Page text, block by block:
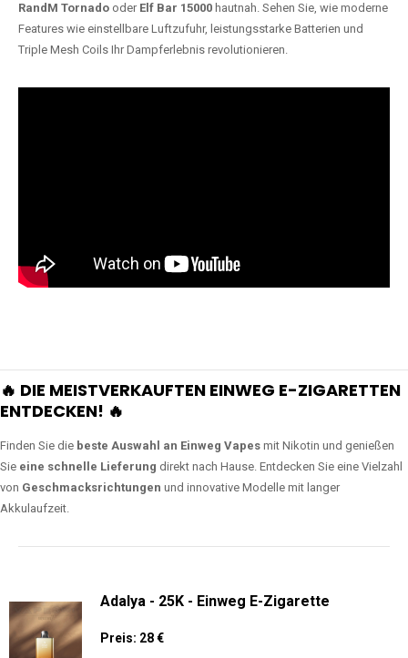
RandM Tornado oder Elf Bar 15000 hautnah. Sehen Sie, wie moderne
Features wie einstellbare Luftzufuhr, leistungsstarke Batterien und
Triple Mesh Coils Ihr Dampferlebnis revolutionieren.
🔥 DIE MEISTVERKAUFTEN EINWEG E-ZIGARETTEN
ENTDECKEN! 🔥
Finden Sie die beste Auswahl an Einweg Vapes mit Nikotin und genießen
Sie eine schnelle Lieferung direkt nach Hause. Entdecken Sie eine Vielzahl
von Geschmacksrichtungen und innovative Modelle mit langer
Akkulaufzeit.
Adalya - 25K - Einweg E-Zigarette
Preis: 28 €